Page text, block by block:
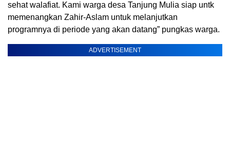
sehat walafiat. Kami warga desa Tanjung Mulia siap untk
memenangkan Zahir-Aslam untuk melanjutkan
programnya di periode yang akan datang” pungkas warga.
ADVERTISEMENT